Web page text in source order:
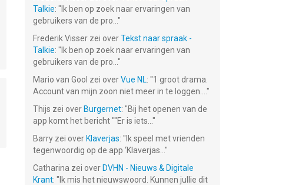
Talkie: " Ik ben op zoek naar ervaringen van
gebruikers van de pro... "
Frederik Visser zei overTekst naar spraak -
Talkie: " Ik ben op zoek naar ervaringen van
gebruikers van de pro... "
Mario van Gool zei overVue NL: "1 groot drama.
Account van mijn zoon niet meer in te loggen.... "
Thijs zei over Burgernet: "Bij het openen van de
app komt het bericht ""Er is iets... "
Barry zei over Klaverjas: " Ik speel met vrienden
tegenwoordig op de app ‘Klaverjas... "
Catharina zei over DVHN - Nieuws & Digitale
Krant: " Ik mis het nieuwswoord. Kunnen jullie dit